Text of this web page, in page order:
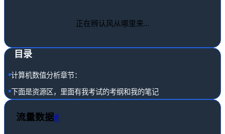
正在辨认风从哪里来...
目录
计算机数值分析章节：
下面是资源区，里面有我考试的考纲和我的笔记
流量数据#